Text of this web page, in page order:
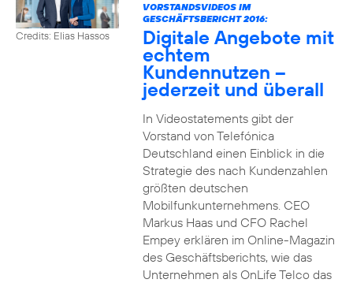
Credits: Elias Hassos
VORSTANDSVIDEOS IM
GESCHÄFTSBERICHT 2016:
Digitale Angebote mit
echtem
Kundennutzen –
jederzeit und überall
In Videostatements gibt der
Vorstand von Telefónica
Deutschland einen Einblick in die
Strategie des nach Kundenzahlen
größten deutschen
Mobilfunkunternehmens. CEO
Markus Haas und CFO Rachel
Empey erklären im Online-Magazin
des Geschäftsberichts, wie das
Unternehmen als OnLife Telco das